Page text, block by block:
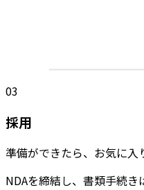
03
採用
準備ができたら、お気に入
NDAを締結し、書類手続き